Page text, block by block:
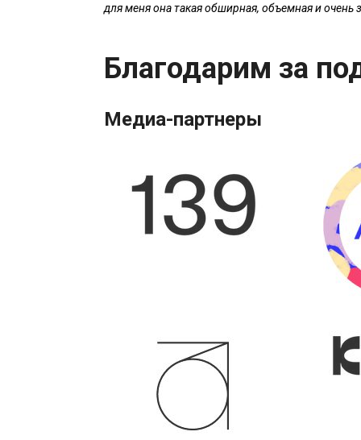
для меня она такая обширная, объемная и очень
Благодарим за
Медиа-партнеры